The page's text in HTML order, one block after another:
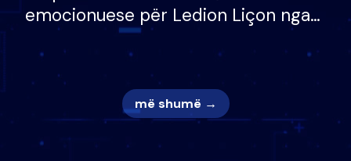
emocionuese për Ledion Liçon nga
nëna dhe fëmijët e tij, moderatori
nuk i mban dot lotët: Nuk meritoj…
më shumë →